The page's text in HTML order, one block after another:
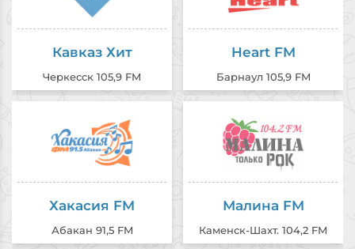
Кавказ Хит
Черкесск 105,9 FM
Heart FM
Барнаул 105,9 FM
Хакасия FM
Абакан 91,5 FM
Малина FM
Каменск-Шахт. 104,2 FM